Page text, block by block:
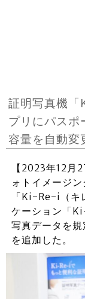
証明写真機
プリにパス
容量を自動変
【2023年12月
ォトイメージ
「Ki-Re-i（キ
ケーション「
写真データを
を追加した。